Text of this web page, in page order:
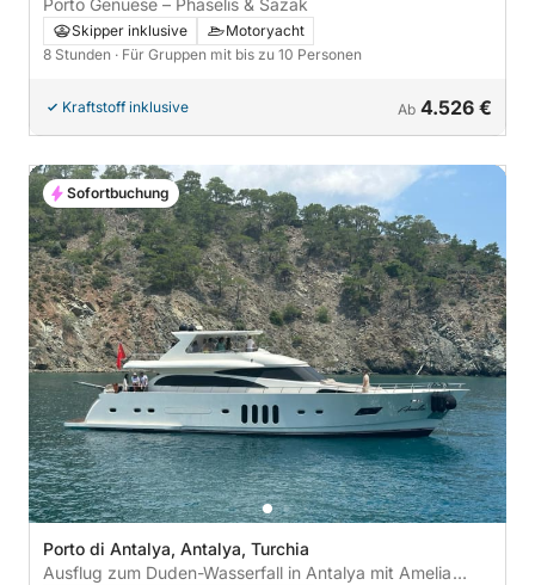
Porto Genuese – Phaselis & Sazak
Skipper inklusive
Motoryacht
8 Stunden · Für Gruppen mit bis zu 10 Personen
Kraftstoff inklusive Ab 4.526 €
Porto di Antalya, Antalya, Turchia
Ausflug zum Duden-Wasserfall in Antalya mit Amelia
Sofortbuchung